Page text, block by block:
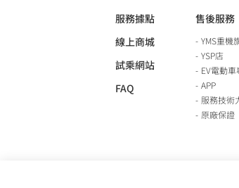
服務據點
線上商城
試乘網站
FAQ
售後服務
YMS重機
YSP店
EV電動
APP
服務技術
原廠保證